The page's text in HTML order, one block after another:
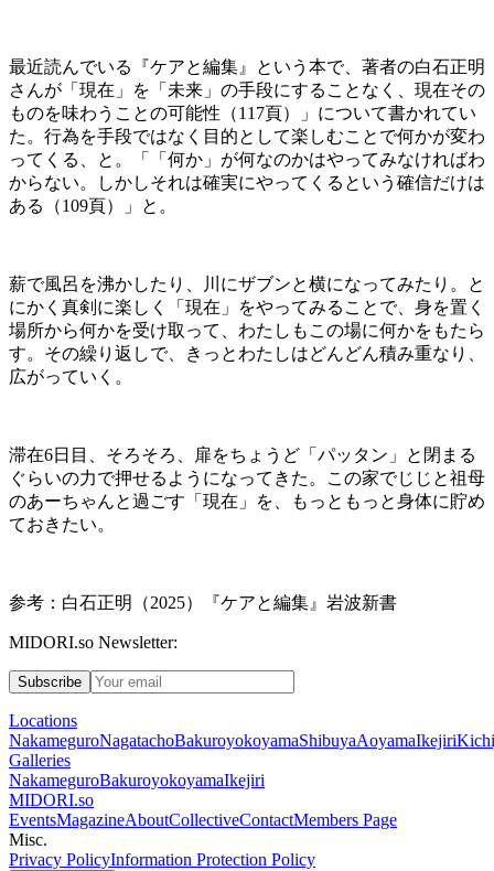
最近読んでいる『ケアと編集』という本で、著者の白石正明
さんが「現在」を「未来」の手段にすることなく、現在その
ものを味わうことの可能性（117頁）」について書かれてい
た。行為を手段ではなく目的として楽しむことで何かが変わ
ってくる、と。「「何か」が何なのかはやってみなければわ
からない。しかしそれは確実にやってくるという確信だけは
ある（109頁）」と。
薪で風呂を沸かしたり、川にザブンと横になってみたり。と
にかく真剣に楽しく「現在」をやってみることで、身を置く
場所から何かを受け取って、わたしもこの場に何かをもたら
す。その繰り返しで、きっとわたしはどんどん積み重なり、
広がっていく。
滞在6日目、そろそろ、扉をちょうど「パッタン」と閉まる
ぐらいの力で押せるようになってきた。この家でじじと祖母
のあーちゃんと過ごす「現在」を、もっともっと身体に貯め
ておきたい。
参考：白石正明（2025）『ケアと編集』岩波新書
MIDORI.so Newsletter:
Subscribe
Locations
NakameguroNagatachoBakuroyokoyamaShibuyaAoyamaIkejiri
Galleries
NakameguroBakuroyokoyamaIkejiri
MIDORI.so
EventsMagazineAboutCollectiveContactMembers Page
Misc.
Privacy PolicyInformation Protection Policy